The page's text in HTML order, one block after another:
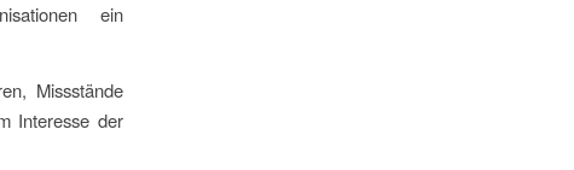
ein
Missstände
Interesse der